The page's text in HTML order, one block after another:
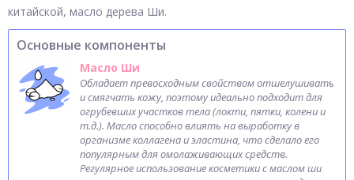
китайской, масло дерева Ши.
Основные компоненты
Масло Ши
Обладает превосходным свойством отшелушивать
и смягчать кожу, поэтому идеально подходит для
огрубевших участков тела (локти, пятки, колени и
т.д.). Масло способно влиять на выработку в
организме коллагена и эластина, что сделало его
популярным для омолаживающих средств.
Регулярное использование косметики с маслом ши